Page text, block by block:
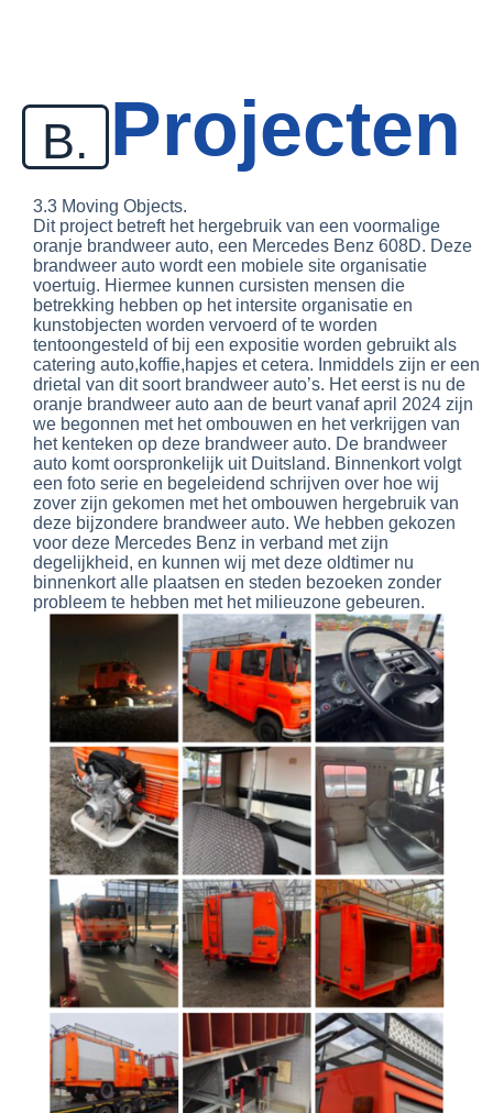
e
B. Projecten
3.3 Moving Objects.
Dit project betreft het hergebruik van een voormalige
oranje brandweer auto, een Mercedes Benz 608D. Deze
brandweer auto wordt een mobiele site organisatie
voertuig. Hiermee kunnen cursisten mensen die
betrekking hebben op het intersite organisatie en
kunstobjecten worden vervoerd of te worden
tentoongesteld of bij een expositie worden gebruikt als
catering auto,koffie,hapjes et cetera. Inmiddels zijn er een
drietal van dit soort brandweer auto’s. Het eerst is nu de
oranje brandweer auto aan de beurt vanaf april 2024 zijn
we begonnen met het ombouwen en het verkrijgen van
het kenteken op deze brandweer auto. De brandweer
auto komt oorspronkelijk uit Duitsland. Binnenkort volgt
een foto serie en begeleidend schrijven over hoe wij
zover zijn gekomen met het ombouwen hergebruik van
deze bijzondere brandweer auto. We hebben gekozen
voor deze Mercedes Benz in verband met zijn
degelijkheid, en kunnen wij met deze oldtimer nu
binnenkort alle plaatsen en steden bezoeken zonder
probleem te hebben met het milieuzone gebeuren.